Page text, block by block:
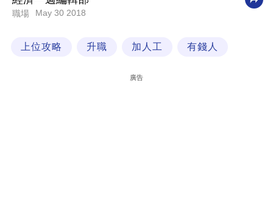
科
職場 May 30 2018
上位攻略 升職 加人工 有錢人
廣告